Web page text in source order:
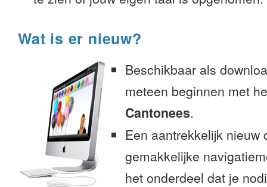
Wat is er nieuw?
Beschikbaar als
meteen beginnen met
Cantonees.
Een aantrekkelijk nieuw
gemakkelijke
het onderdeel dat je